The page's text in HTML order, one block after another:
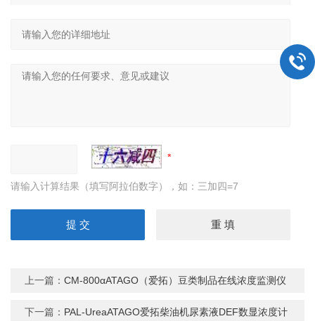
请输入计算结果（填写阿拉伯数字），如：三加四=7
上一篇：CM-800αATAGO（爱拓）豆类制品在线浓度监测仪
下一篇： PAL-UreaATAGO爱拓柴油机尿素液DEF数显浓度计